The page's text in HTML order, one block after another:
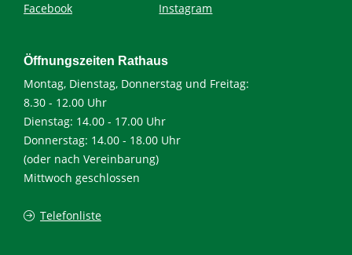
Facebook
Instagram
Öffnungszeiten Rathaus
Montag, Dienstag, Donnerstag und Freitag:
8.30 - 12.00 Uhr
Dienstag: 14.00 - 17.00 Uhr
Donnerstag: 14.00 - 18.00 Uhr
(oder nach Vereinbarung)
Mittwoch geschlossen
Telefonliste